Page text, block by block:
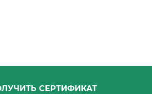
СЕРТИФИКАТ